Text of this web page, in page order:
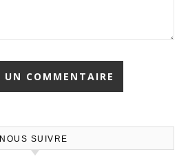
NOUS SUIVRE